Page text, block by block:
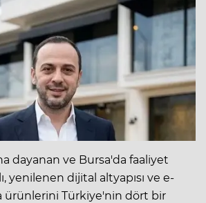
dayanan ve Bursa'da faaliyet
yenilenen dijital altyapısı ve e-
ürünlerini Türkiye'nin dört bir